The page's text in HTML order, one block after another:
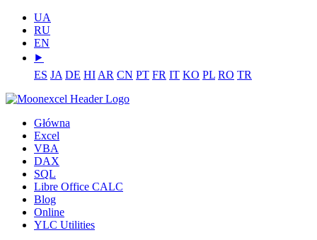
UA
RU
EN
⯈
ES JA DE HI AR CN PT FR IT KO PL RO TR
Główna
Excel
VBA
DAX
SQL
Libre Office CALC
Blog
Online
YLC Utilities